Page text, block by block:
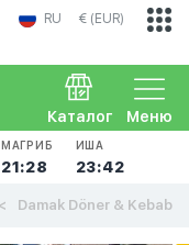
RU € (EUR)
Меню
Каталог
МАГРИБ
21:28
ИША
23:42
Damak Döner & Kebab